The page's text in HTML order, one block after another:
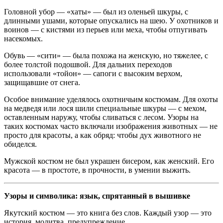
Головной убор — «хаты» — был из оленьей шкуры, с
длинными ушами, которые опускались на шею. У охотников и
воинов — с кистями из перьев или меха, чтобы отпугивать
насекомых.
Обувь — «сити» — была похожа на женскую, но тяжелее, с
более толстой подошвой. Для дальних переходов
использовали «тойон» — сапоги с высоким верхом,
защищавшие от снега.
Особое внимание уделялось охотничьим костюмам. Для охоты
на медведя или лося шили специальные шкуры — с мехом,
оставленным наружу, чтобы сливаться с лесом. Узоры на
таких костюмах часто включали изображения животных — не
просто для красоты, а как обряд: чтобы дух животного не
обиделся.
Мужской костюм не был украшен бисером, как женский. Его
красота — в простоте, в прочности, в умении выжить.
Узоры и символика: язык, спрятанный в вышивке
Якутский костюм — это книга без слов. Каждый узор — это